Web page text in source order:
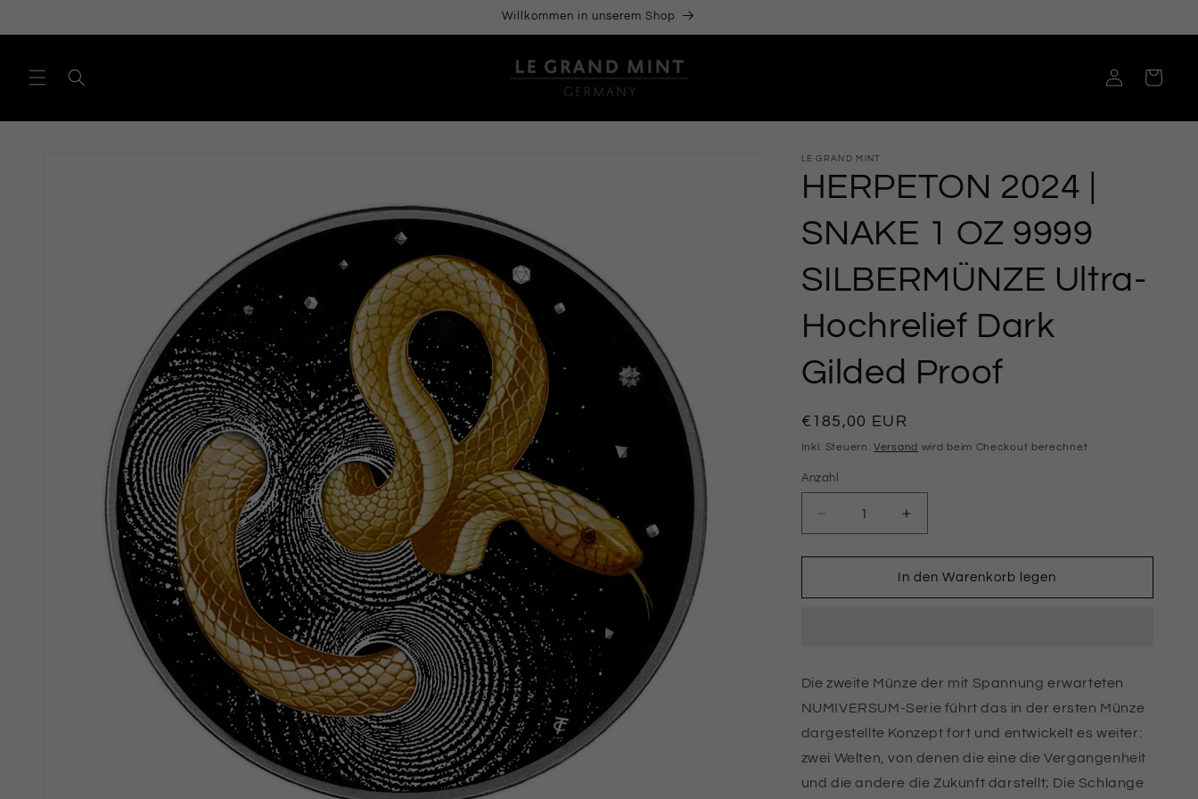
Inhalt
Willkommen in unserem Shop
EinloggenWarenkorb
LE GRAND MINT
HERPETON 2024 |
SNAKE 1 OZ 9999
SILBERMÜNZE Ultra-
Hochrelief Dark
Gilded Proof
Normaler
Preis
€185,00 EUR
Inkl. Steuern.Versand wird beim Checkout berechnet
Anzahl
Anzahl
Verringere
die
Menge
HERPETON
OZ
9999
SILBERMÜNZE
Ultra-
Hochrelief
Dark
Erhöhe
die
Menge
für
HERPETON
OZ
9999
SILBERMÜNZE
Ultra-
Hochrelief
Dark
In den Warenkorb legen
Die zweite Münze der mit Spannung erwarteten
NUMIVERSUM-Serie führt das in der ersten Münze
dargestellte Konzept fort und entwickelt es weiter:
zwei Welten, von denen die eine die Vergangenheit
und die andere die Zukunft darstellt; Die Schlange